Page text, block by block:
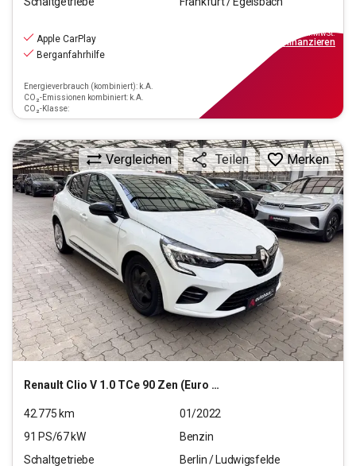
Apple CarPlay
Berganfahrhilfe
Energieverbrauch (kombiniert): k.A.
CO₂-Emissionen kombiniert: k.A.
CO₂-Klasse:
inkl.MwSt.
finanzieren
Renault Clio V 1.0 TCe 90 Zen (Euro 6d)
Vergleichen Teilen Merken
42.775 km
01/2022
91 PS/67kW
Benzin
Schaltgetriebe
Berlin / Ludwigsfelde